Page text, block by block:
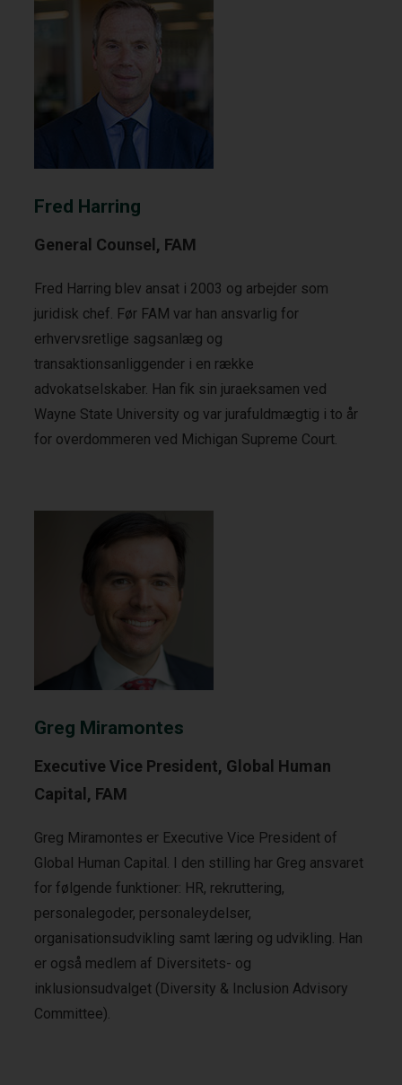
Fred Harring
General Counsel, FAM
Fred Harring blev ansat i 2003 og arbejder som
juridisk chef. Før FAM var han ansvarlig for
erhvervsretlige sagsanlæg og
transaktionsanliggender i en række
advokatselskaber. Han fik sin juraeksamen ved
Wayne State University og var jurafuldmægtig i to år
for overdommeren ved Michigan Supreme Court.
Greg Miramontes
Executive Vice President, Global Human
Capital, FAM
Greg Miramontes er Executive Vice President of
Global Human Capital. I den stilling har Greg ansvaret
for følgende funktioner: HR, rekruttering,
personalegoder, personaleydelser,
organisationsudvikling samt læring og udvikling. Han
er også medlem af Diversitets- og
inklusionsudvalget (Diversity & Inclusion Advisory
Committee).